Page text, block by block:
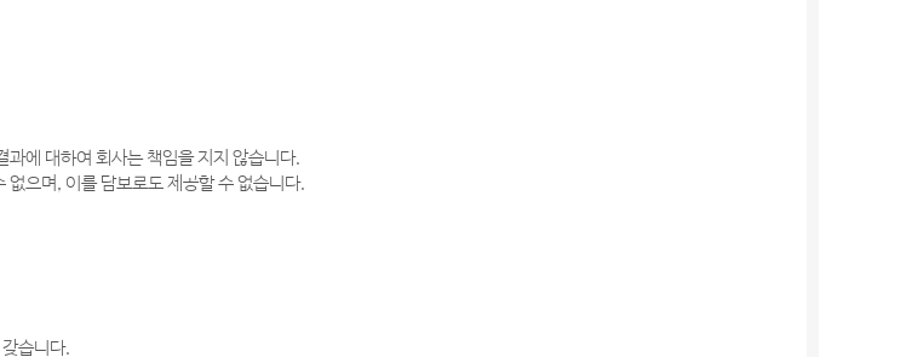
에 대하여 회사는 책임을 지지 않습니다.
으며, 이를 담보로도 제공할 수 없습니다.
습니다.